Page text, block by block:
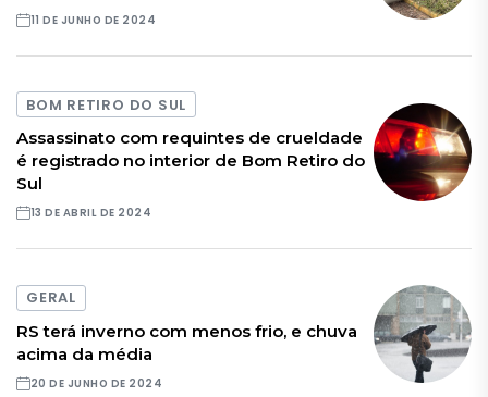
11 DE JUNHO DE 2024
BOM RETIRO DO SUL
Assassinato com requintes de crueldade
é registrado no interior de Bom Retiro do
Sul
13 DE ABRIL DE 2024
GERAL
RS terá inverno com menos frio, e chuva
acima da média
20 DE JUNHO DE 2024